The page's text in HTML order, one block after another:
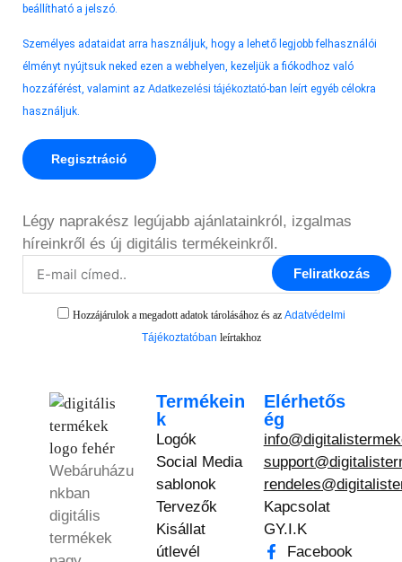
beállítható a jelszó.
Személyes adataidat arra használjuk, hogy a lehető legjobb felhasználói
élményt nyújtsuk neked ezen a webhelyen, kezeljük a fiókodhoz való
hozzáférést, valamint az Adatkezelési tájékoztató-ban leírt egyéb célokra
használjuk.
Regisztráció
Légy naprakész legújabb ajánlatainkról, izgalmas
híreinkről és új digitális termékeinkről.
Hozzájárulok a megadott adatok tárolásához és az Adatvédelmi
Tájékoztatóban leírtakhoz
Feliratkozás
Webáruházu
nkban
digitális
termékek
Termékein
k
Logók
Social Media
sablonok
Tervezők
Kisállat
útlevél
Elérhetős
ég
Kapcsolat
GY.I.K
Facebook